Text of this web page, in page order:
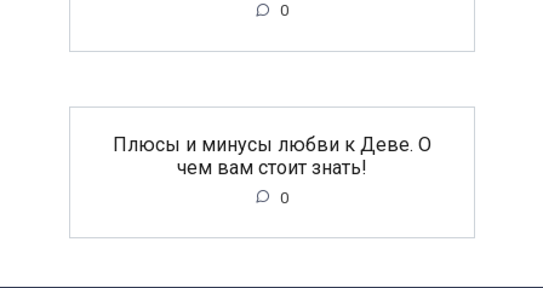
0
Плюсы и минусы любви к Деве. О
чем вам стоит знать!
0